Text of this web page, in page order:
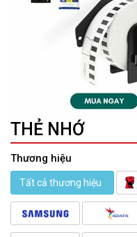
THẺ NHỚ
Thương hiệu
Tất cả thương hiệu